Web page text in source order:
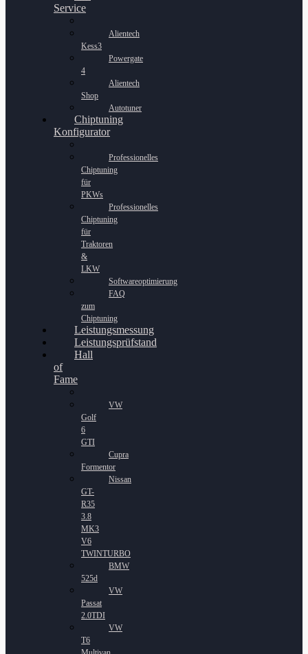
Service
Alientech
Kess3
Powergate
4
Alientech
Shop
Autotuner
Chiptuning
Konfigurator
Professionelles
Chiptuning
für
PKWs
Professionelles
Chiptuning
für
Traktoren
&
LKW
Softwareoptimierung
FAQ
zum
Chiptuning
Leistungsmessung
Leistungsprüfstand
Hall
of
Fame
VW
Golf
6
GTI
Cupra
Formentor
Nissan
GT-
R35
3.8
MK3
V6
TWINTURBO
BMW
525d
VW
Passat
2.0TDI
VW
T6